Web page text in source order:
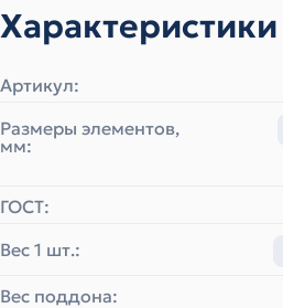
Характеристики
Артикул:
Размеры элементов,
мм:
ГОСТ:
Вес 1 шт.:
Вес поддона: